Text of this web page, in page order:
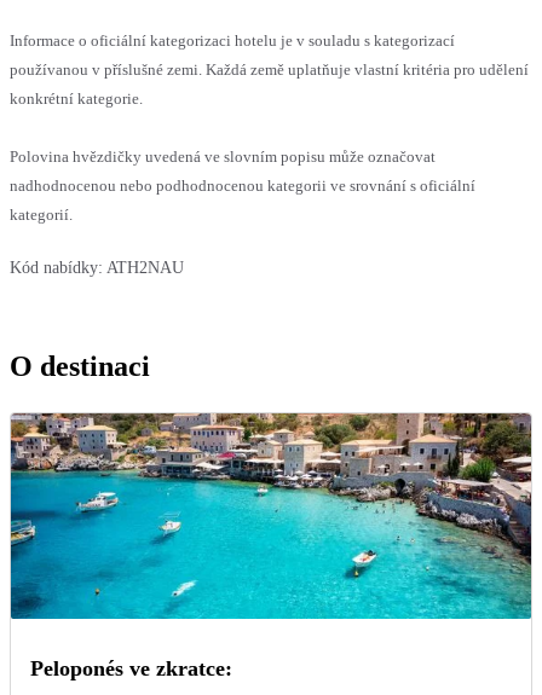
Informace o oficiální kategorizaci hotelu je v souladu s kategorizací
používanou v příslušné zemi. Každá země uplatňuje vlastní kritéria pro udělení
konkrétní kategorie.
Polovina hvězdičky uvedená ve slovním popisu může označovat
nadhodnocenou nebo podhodnocenou kategorii ve srovnání s oficiální
kategorií.
Kód nabídky: ATH2NAU
O destinaci
Peloponés ve zkratce: